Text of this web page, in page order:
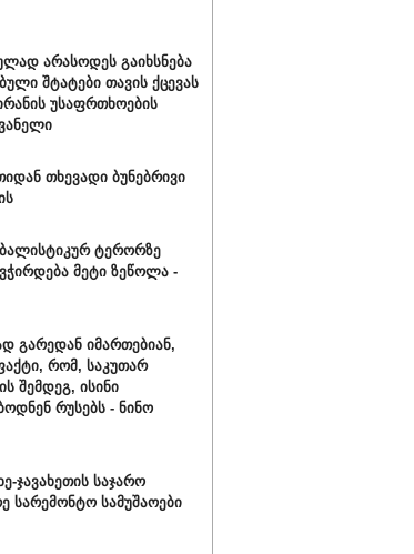
არასოდეს გაიხსნება
შტატები თავის ქცევას
უსაფრთხოების
თხევადი ბუნებრივი
ტერორზე
მეტი ზეწოლა -
გარედან იმართებიან,
რომ, საკუთარ
შემდეგ, ისინი
რუსებს - ნინო
ჯავახეთის საჯარო
სარემონტო სამუშაოები